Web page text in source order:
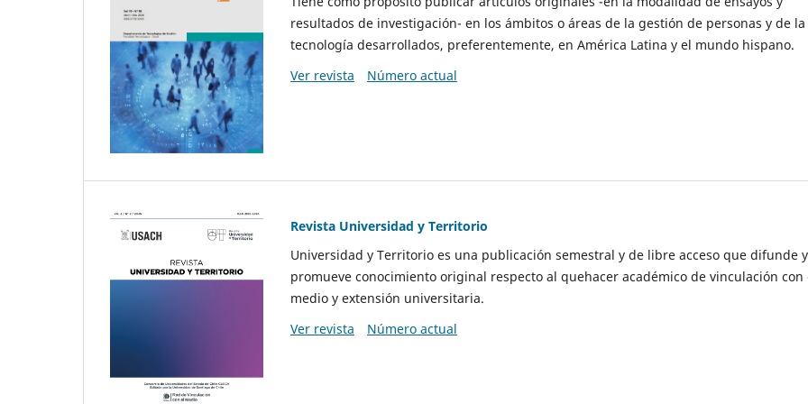
resultados de investigación- en los ámbitos o áreas de la gestión de personas y de la
tecnología desarrollados, preferentemente, en América Latina y el mundo hispano.
Ver revista
Número actual
Revista Universidad y Territorio
Universidad y Territorio es una publicación semestral y de libre acceso que difunde y
promueve conocimiento original respecto al quehacer académico de vinculación con
medio y extensión universitaria.
Ver revista
Número actual